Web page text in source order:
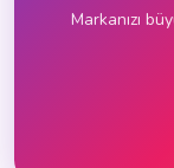
Markanızı